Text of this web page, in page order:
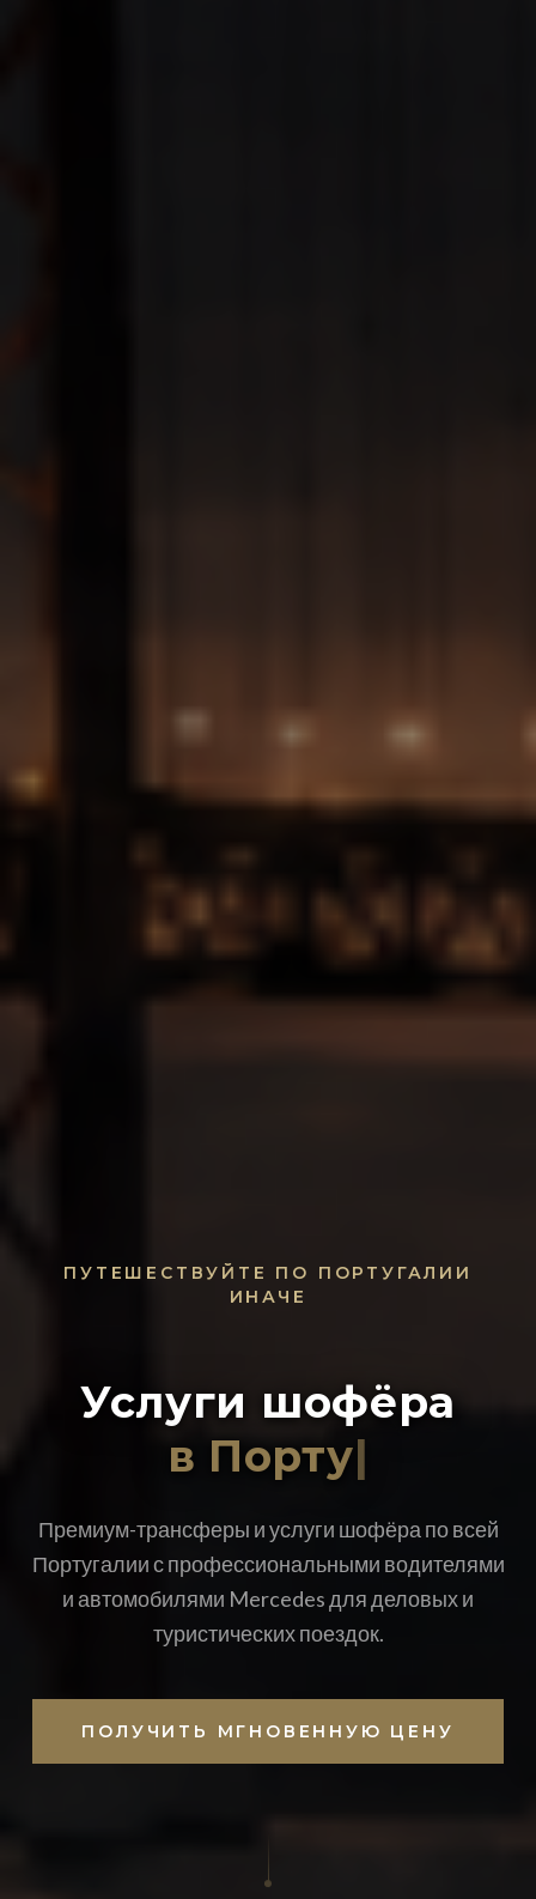
ПУТЕШЕСТВУЙТЕ ПО ПОРТУГАЛИИ
ИНАЧЕ
Услуги шофёра
в|
Премиум-трансферы и услуги шофёра по всей
Португалии с профессиональными водителями
и автомобилями Mercedes для деловых и
туристических поездок.
ПОЛУЧИТЬ МГНОВЕННУЮ ЦЕНУ